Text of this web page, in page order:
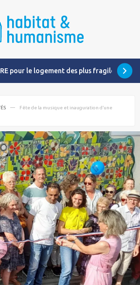
pour le logement des plus fragiles
Fête de la musique et inauguration d’une